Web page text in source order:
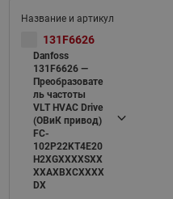
131F6626
Danfoss
131F6626 —
Преобразовате
ль частоты
VLT HVAC Drive
(ОВиК привод)
FC-
102P22KT4E20
H2XGXXXXSXX
XXAXBXCXXXX
DX